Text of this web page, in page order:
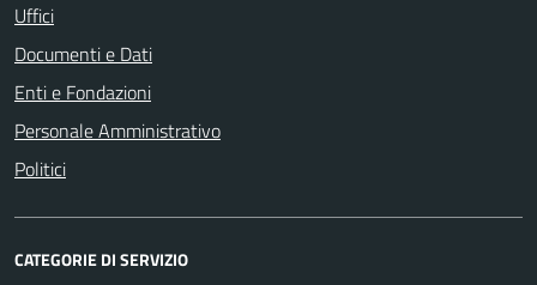
Uffici
Documenti e Dati
Enti e Fondazioni
Personale Amministrativo
Politici
CATEGORIE DI SERVIZIO